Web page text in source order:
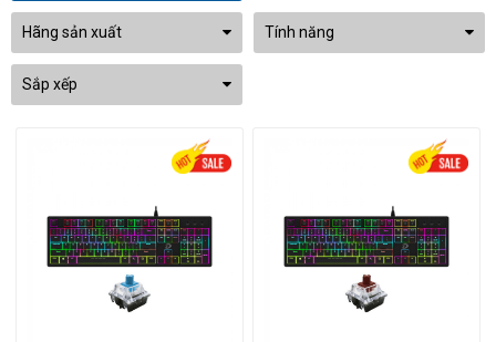
Hãng sản xuất Tính năng
Sắp xếp